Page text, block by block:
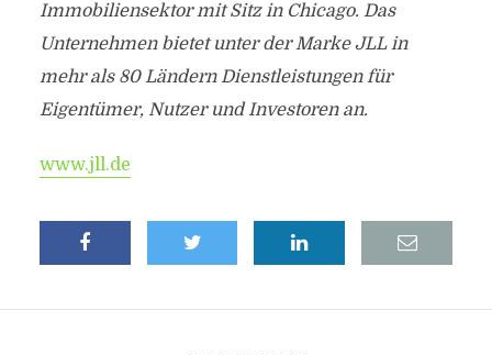
Immobiliensektor mit Sitz in Chicago. Das
Unternehmen bietet unter der Marke JLL in
mehr als 80 Ländern Dienstleistungen für
Eigentümer, Nutzer und Investoren an.
www.jll.de